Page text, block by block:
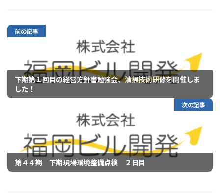
前の記事
下期第１回目の経営方針書勉強会、清掃技術研修を開催しま
した！
次の記事
第４４期 下期現場環境整備点検 ２日目